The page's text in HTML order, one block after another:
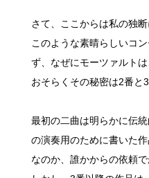
さて、ここからは私の独断
このような素晴らしいコ
ず、なぜにモーツァルト
おそらくその秘密は2番と
最初の二曲は明らかに伝
の演奏用のために書いた
なのか、誰かからの依頼